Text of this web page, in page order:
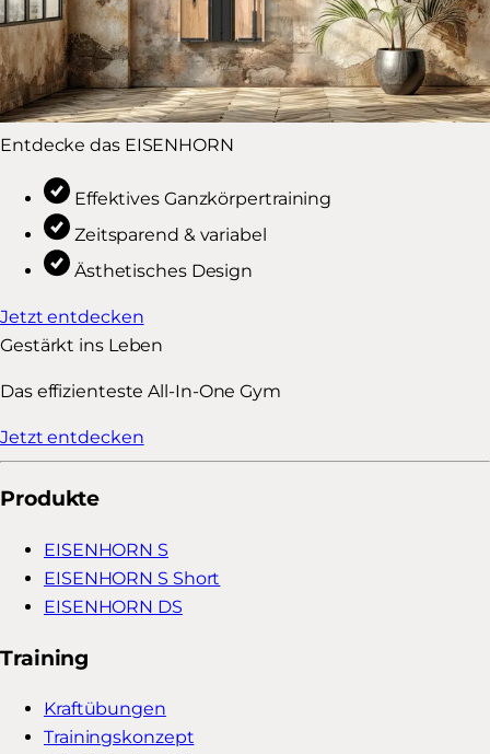
Entdecke das EISENHORN
Effektives Ganzkörpertraining
Zeitsparend & variabel
Ästhetisches Design
Jetzt entdecken
Gestärkt ins Leben
Das effizienteste All-In-One Gym
Jetzt entdecken
Produkte
EISENHORN S
EISENHORN S Short
EISENHORN DS
Training
Kraftübungen
Trainingskonzept